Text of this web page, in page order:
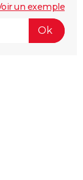
un exemple